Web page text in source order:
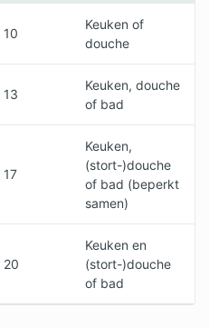
10
Keuken of
douche
13
Keuken, douche
of bad
17
Keuken,
(stort-)douche
of bad (beperkt
samen)
20
Keuken en
(stort-)douche
of bad